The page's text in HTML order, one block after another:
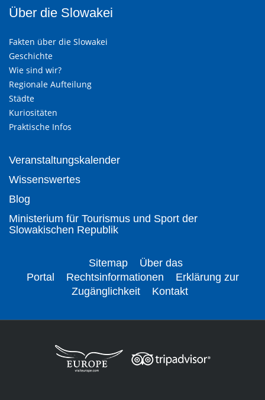
Über die Slowakei
Fakten über die Slowakei
Geschichte
Wie sind wir?
Regionale Aufteilung
Städte
Kuriositäten
Praktische Infos
Veranstaltungskalender
Wissenswertes
Blog
Ministerium für Tourismus und Sport der
Slowakischen Republik
Sitemap
Über das
Portal
Rechtsinformationen
Erklärung zur
Zugänglichkeit
Kontakt